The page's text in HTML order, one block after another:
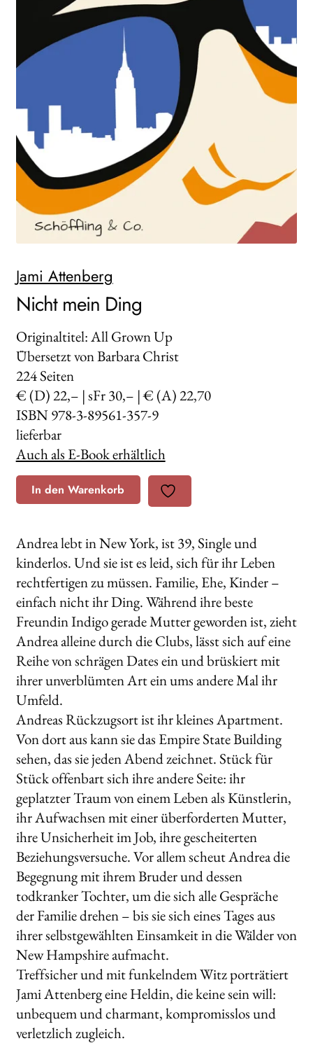
NEWSLETTER
WEITERE VERLAGE
Search:
Jami Attenberg
Nicht mein Ding
Originaltitel: All Grown Up
Übersetzt von Barbara Christ
224Seiten
€ (D) 22,– | sFr 30,– | € (A) 22,70
ISBN 978-3-89561-357-9
lieferbar
Auch als E-Book erhältlich
In den Warenkorb
Andrea lebt in New York, ist 39, Single und
kinderlos. Und sie ist es leid, sich für ihr Leben
rechtfertigen zu müssen. Familie, Ehe, Kinder –
einfach nicht ihr Ding. Während ihre beste
Freundin Indigo gerade Mutter geworden ist, zieht
Andrea alleine durch die Clubs, lässt sich auf eine
Reihe von schrägen Dates ein und brüskiert mit
ihrer unverblümten Art ein ums andere Mal ihr
Umfeld.
Andreas Rückzugsort ist ihr kleines Apartment.
Von dort aus kann sie das Empire State Building
sehen, das sie jeden Abend zeichnet. Stück für
Stück offenbart sich ihre andere Seite: ihr
geplatzter Traum von einem Leben als Künstlerin,
ihr Aufwachsen mit einer überforderten Mutter,
ihre Unsicherheit im Job, ihre gescheiterten
Beziehungsversuche. Vor allem scheut Andrea die
Begegnung mit ihrem Bruder und dessen
todkranker Tochter, um die sich alle Gespräche
der Familie drehen – bis sie sich eines Tages aus
ihrer selbstgewählten Einsamkeit in die Wälder von
New Hampshire aufmacht.
Treffsicher und mit funkelndem Witz porträtiert
Jami Attenberg eine Heldin, die keine sein will:
unbequem und charmant, kompromisslos und
verletzlich zugleich.